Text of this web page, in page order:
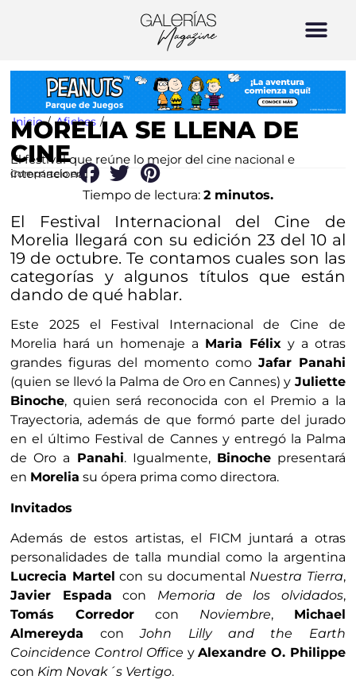
Inicio / Afiches /
MORELIA SE LLENA DE
CINE
El festival que reúne lo mejor del cine nacional e
internacional
Compártelo en:
Tiempo de lectura: 2 minutos.
El Festival Internacional del Cine de
Morelia llegará con su edición 23 del 10 al
19 de octubre. Te contamos cuales son las
categorías y algunos títulos que están
dando de qué hablar.
Este 2025 el Festival Internacional de Cine de
Morelia hará un homenaje a Maria Félixy a otras
grandes figuras del momento como Jafar Panahi
(quien se llevó la Palma de Oro en Cannes) y Juliette
Binoche, quien será reconocida con el Premio a la
Trayectoria, además de que formó parte del jurado
en el último Festival de Cannes y entregó la Palma
de Oro a Panahi. Igualmente, Binochepresentará
en Morelia su ópera prima como directora.
Invitados
Además de estos artistas, el FICM juntará a otras
personalidades de talla mundial como la argentina
Lucrecia Martel con su documental Nuestra Tierra,
Javier Espada con Memoria de los olvidados,
Tomás Corredor con Noviembre, Michael
Almereyda conJohn Lilly and the Earth
Coincidence Control Office yAlexandre O. Philippe
con Kim Novak´s Vertigo.